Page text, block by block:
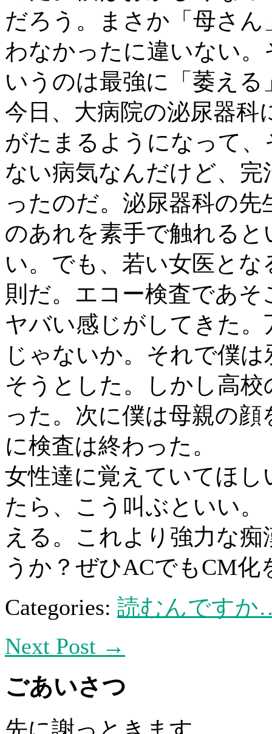
だろう。まさか「母さ
わなかったに違いない
いうのは最強に「萎える
今日、大病院の泌尿器科
がたまるようになって
ない病気なんだけど、
ったのだ。泌尿器科の
のあれを素手で触れる
い。でも、若い女医と
則だ。エコー検査であ
ヤバい感じがしてきた
じゃないか。それで僕
そうとした。しかし高
った。次に僕は母親の
に検査は終わった。
女性達に覚えていてほ
たら、こう叫ぶといい
える。これより強力な
うか？ぜひACでもCM
Categories: 読むんですか
Next Post →
ごあいさつ